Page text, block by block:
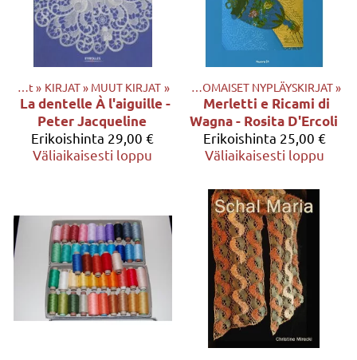
Tuotteet ‪» KIRJAT‪» MUUT KIRJAT ‪»
La dentelle À l'aiguille -
Peter Jacqueline
Erikoishinta 29,00 €
Väliaikaisesti loppu
Tuotteet ‪» KIRJAT ULKOMAISET NYPLÄYSKIRJAT‪»
Merletti e Ricami di
Wagna - Rosita D'Ercoli
Erikoishinta 25,00 €
Väliaikaisesti loppu